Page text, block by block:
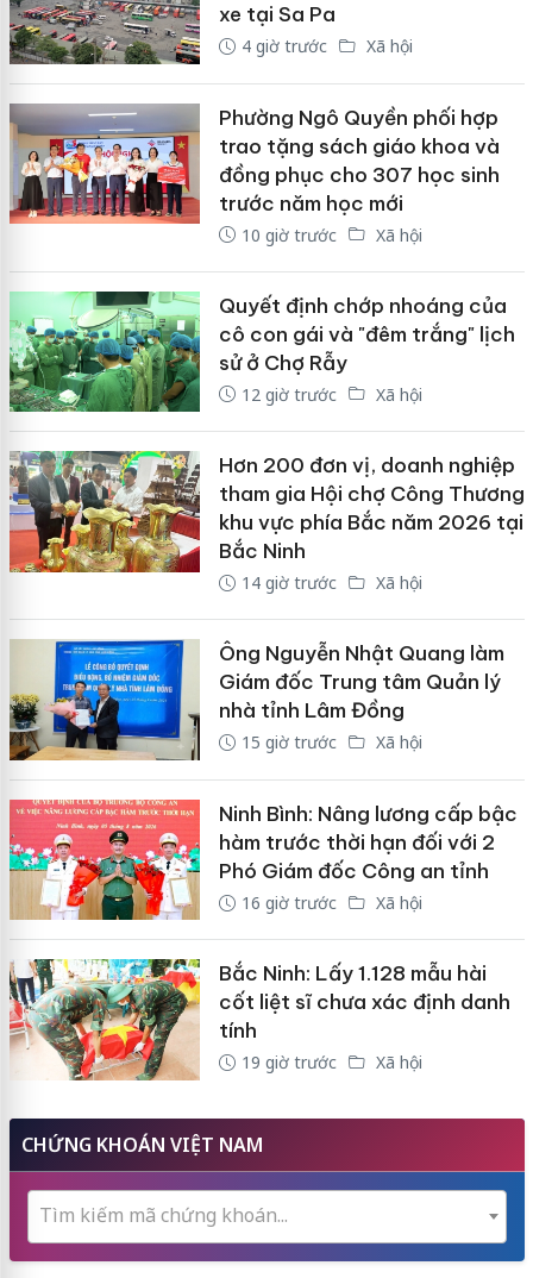
xe tại Sa Pa
4 giờ trước Xã hội
Phường Ngô Quyền phối hợp
trao tặng sách giáo khoa và
đồng phục cho 307 học sinh
trước năm học mới
10 giờ trước Xã hội
Quyết định chớp nhoáng của
cô con gái và "đêm trắng" lịch
sử ở Chợ Rẫy
12 giờ trước Xã hội
Hơn 200 đơn vị, doanh nghiệp
tham gia Hội chợ Công Thương
khu vực phía Bắc năm 2026 tại
Bắc Ninh
14 giờ trước Xã hội
Ông Nguyễn Nhật Quang làm
Giám đốc Trung tâm Quản lý
nhà tỉnh Lâm Đồng
15 giờ trước Xã hội
Ninh Bình: Nâng lương cấp bậc
hàm trước thời hạn đối với 2
Phó Giám đốc Công an tỉnh
16 giờ trước Xã hội
Bắc Ninh: Lấy 1.128 mẫu hài
cốt liệt sĩ chưa xác định danh
tính
19 giờ trước Xã hội
CHỨNG KHOÁN VIỆT NAM
Tìm kiếm mã chứng khoán...